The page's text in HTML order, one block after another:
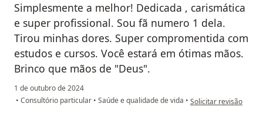
Simplesmente a melhor! Dedicada , carismática
e super profissional. Sou fã numero 1 dela.
Tirou minhas dores. Super compromentida com
estudos e cursos. Você estará em ótimas mãos.
Brinco que mãos de "Deus".
1 de outubro de 2024
• Consultório particular • Saúde e qualidade de vida • na opinião do
Solicitar revisão